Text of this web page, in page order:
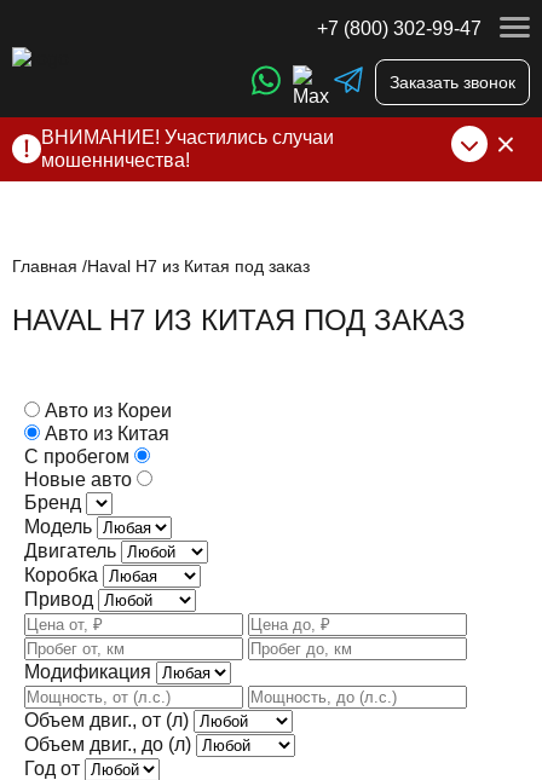
+7 (800) 302-99-47
Заказать звонок
ВНИМАНИЕ! Участились случаи
мошенничества!
нами по официальнымконтактам
Главная Haval H7 из Китая под заказ
HAVAL H7 ИЗ КИТАЯ ПОД ЗАКАЗ
Авто из Кореи
Авто из Китая
С пробегом
Новые авто
Бренд
Модель
Двигатель
Коробка
Привод
Модификация
Объем двиг., от (л)
Объем двиг., до (л)
Год от